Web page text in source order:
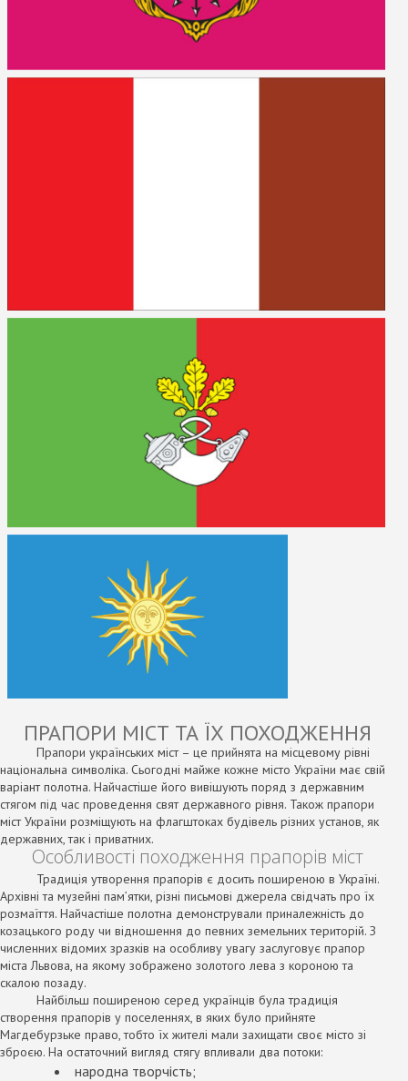
ПРАПОРИ МІСТ ТА ЇХ ПОХОДЖЕННЯ
Прапори українських міст – це прийнята на місцевому рівні
національна символіка. Сьогодні майже кожне місто України має свій
варіант полотна. Найчастіше його вивішують поряд з державним
стягом під час проведення свят державного рівня. Також прапори
міст України розміщують на флагштоках будівель різних установ, як
державних, так і приватних.
Особливості походження прапорів міст
Традиція утворення прапорів є досить поширеною в Україні.
Архівні та музейні пам’ятки, різні письмові джерела свідчать про їх
розмаїття. Найчастіше полотна демонстрували приналежність до
козацького роду чи відношення до певних земельних територій. З
численних відомих зразків на особливу увагу заслуговує прапор
міста Львова, на якому зображено золотого лева з короною та
скалою позаду.
Найбільш поширеною серед українців була традиція
створення прапорів у поселеннях, в яких було прийняте
Магдебурзьке право, тобто їх жителі мали захищати своє місто зі
зброєю. На остаточний вигляд стягу впливали два потоки:
народна творчість;